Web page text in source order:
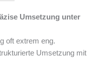
Umsetzung unter
oft extrem eng.
Umsetzung mit